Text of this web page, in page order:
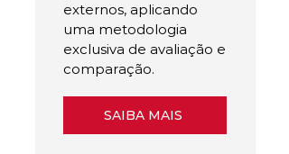
externos, aplicando
uma metodologia
exclusiva de avaliação e
comparação.
SAIBA MAIS